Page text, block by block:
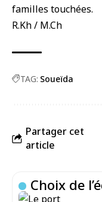
familles touchées.
R.Kh / M.Ch
TAG: Soueïda
Partager cet
article
Choix de